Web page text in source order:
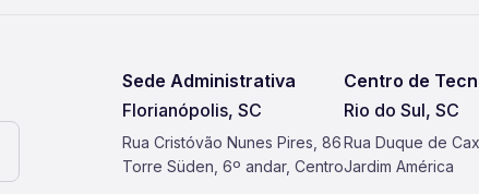
Sede Administrativa
Florianópolis, SC
Rua Cristóvão Nunes Pires, 86
Torre Süden, 6º andar, Centro
Centro de
Rio do Sul, SC
Rua Duque de
Jardim América